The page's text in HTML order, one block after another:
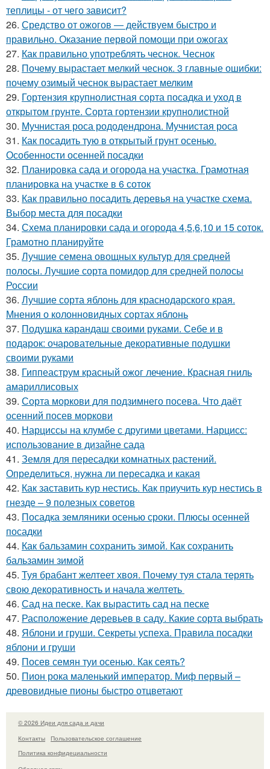
теплицы - от чего зависит?
26. Средство от ожогов ― действуем быстро и
правильно. Оказание первой помощи при ожогах
27. Как правильно употреблять чеснок. Чеснок
28. Почему вырастает мелкий чеснок. 3 главные ошибки:
почему озимый чеснок вырастает мелким
29. Гортензия крупнолистная сорта посадка и уход в
открытом грунте. Сорта гортензии крупнолистной
30. Мучнистая роса рододендрона. Мучнистая роса
31. Как посадить тую в открытый грунт осенью.
Особенности осенней посадки
32. Планировка сада и огорода на участка. Грамотная
планировка на участке в 6 соток
33. Как правильно посадить деревья на участке схема.
Выбор места для посадки
34. Схема планировки сада и огорода 4,5,6,10 и 15 соток.
Грамотно планируйте
35. Лучшие семена овощных культур для средней
полосы. Лучшие сорта помидор для средней полосы
России
36. Лучшие сорта яблонь для краснодарского края.
Мнения о колонновидных сортах яблонь
37. Подушка карандаш своими руками. Себе и в
подарок: очаровательные декоративные подушки
своими руками
38. Гиппеаструм красный ожог лечение. Красная гниль
амариллисовых
39. Сорта моркови для подзимнего посева. Что даёт
осенний посев моркови
40. Нарциссы на клумбе с другими цветами. Нарцисс:
использование в дизайне сада
41. Земля для пересадки комнатных растений.
Определиться, нужна ли пересадка и какая
42. Как заставить кур нестись. Как приучить кур нестись в
гнезде – 9 полезных советов
43. Посадка земляники осенью сроки. Плюсы осенней
посадки
44. Как бальзамин сохранить зимой. Как сохранить
бальзамин зимой
45. Туя брабант желтеет хвоя. Почему туя стала терять
свою декоративность и начала желтеть
46. Сад на песке. Как вырастить сад на песке
47. Расположение деревьев в саду. Какие сорта выбрать
48. Яблони и груши. Секреты успеха. Правила посадки
яблони и груши
49. Посев семян туи осенью. Как сеять?
50. Пион рока маленький император. Миф первый –
древовидные пионы быстро отцветают
© 2026 Идеи для сада и дачи
Контакты
Пользовательское соглашение
Политика конфидециальности